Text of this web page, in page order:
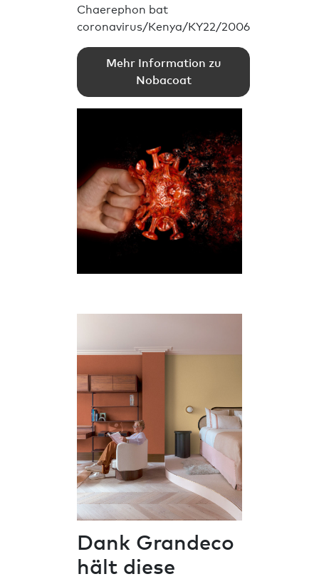
Chaerephon bat
coronavirus/Kenya/KY22/2006
Mehr Information zu
Nobacoat
Dank Grandeco
hält diese